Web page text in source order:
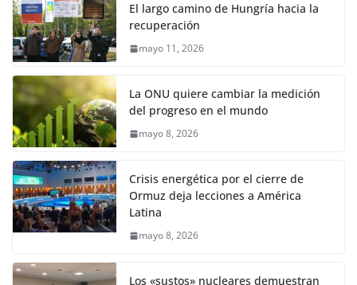
El largo camino de Hungría hacia la
recuperación
mayo 11, 2026
La ONU quiere cambiar la medición
del progreso en el mundo
mayo 8, 2026
Crisis energética por el cierre de
Ormuz deja lecciones a América
Latina
mayo 8, 2026
Los «sustos» nucleares demuestran